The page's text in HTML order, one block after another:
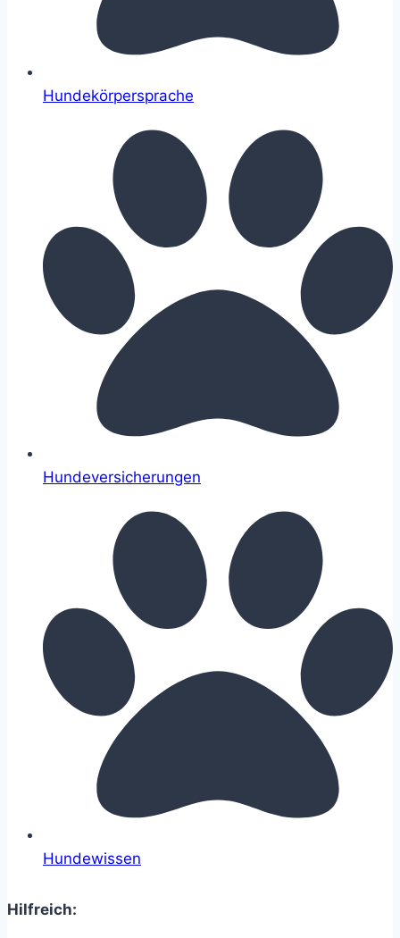
Hundekörpersprache
Hundeversicherungen
Hundewissen
Hilfreich: